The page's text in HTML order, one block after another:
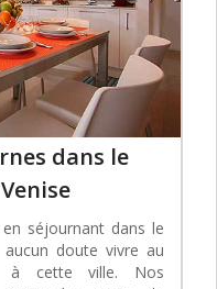
dans le
séjournant dans le
doute vivre au
à cette ville. Nos